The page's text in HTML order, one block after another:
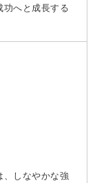
へと成長する
しなやかな強